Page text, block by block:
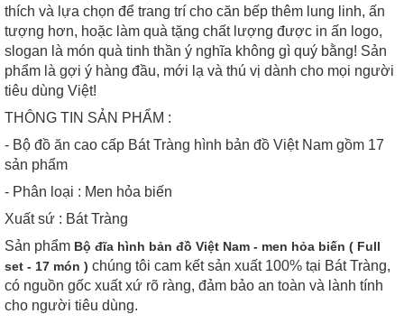
thích và lựa chọn để trang trí cho căn bếp thêm lung linh, ấn
tượng hơn, hoặc làm quà tặng chất lượng được in ấn logo,
slogan là món quà tinh thần ý nghĩa không gì quý bằng! Sản
phẩm là gợi ý hàng đầu, mới lạ và thú vị dành cho mọi người
tiêu dùng Việt!
THÔNG TIN SẢN PHẨM :
- Bộ đồ ăn cao cấp Bát Tràng hình bản đồ Việt Nam gồm 17
sản phẩm
- Phân loại : Men hỏa biến
Xuất sứ : Bát Tràng
Sản phẩm Bộ đĩa hình bản đồ Việt Nam - men hỏa biến ( Full
set - 17 món ) chúng tôi cam kết sản xuất 100% tại Bát Tràng,
có nguồn gốc xuất xứ rõ ràng, đảm bảo an toàn và lành tính
cho người tiêu dùng.